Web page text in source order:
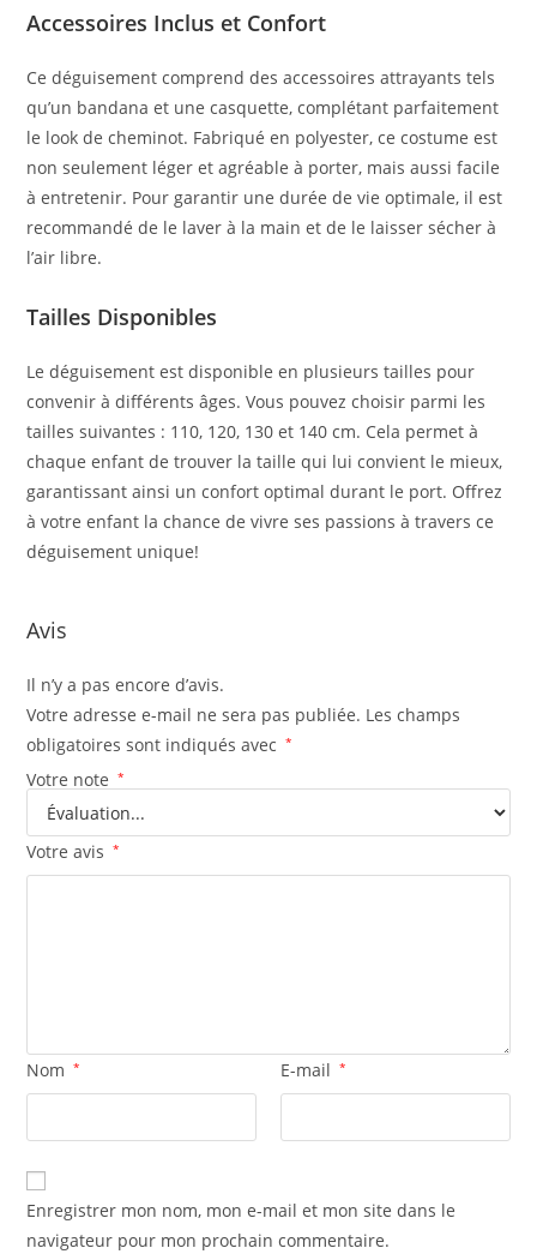
Accessoires Inclus et Confort
Ce déguisement comprend des accessoires attrayants tels
qu’un bandana et une casquette, complétant parfaitement
le look de cheminot. Fabriqué en polyester, ce costume est
non seulement léger et agréable à porter, mais aussi facile
à entretenir. Pour garantir une durée de vie optimale, il est
recommandé de le laver à la main et de le laisser sécher à
l’air libre.
Tailles Disponibles
Le déguisement est disponible en plusieurs tailles pour
convenir à différents âges. Vous pouvez choisir parmi les
tailles suivantes : 110, 120, 130 et 140 cm. Cela permet à
chaque enfant de trouver la taille qui lui convient le mieux,
garantissant ainsi un confort optimal durant le port. Offrez
à votre enfant la chance de vivre ses passions à travers ce
déguisement unique!
Avis
Il n’y a pas encore d’avis.
Votre adresse e-mail ne sera pas publiée. Les champs
obligatoires sont indiqués avec
*
Votre note *
Votre avis *
Nom * E-mail *
Enregistrer mon nom, mon e-mail et mon site dans le
navigateur pour mon prochain commentaire.